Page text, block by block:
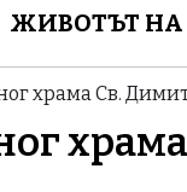
ЖИВОТЪТ НА
храма Св.